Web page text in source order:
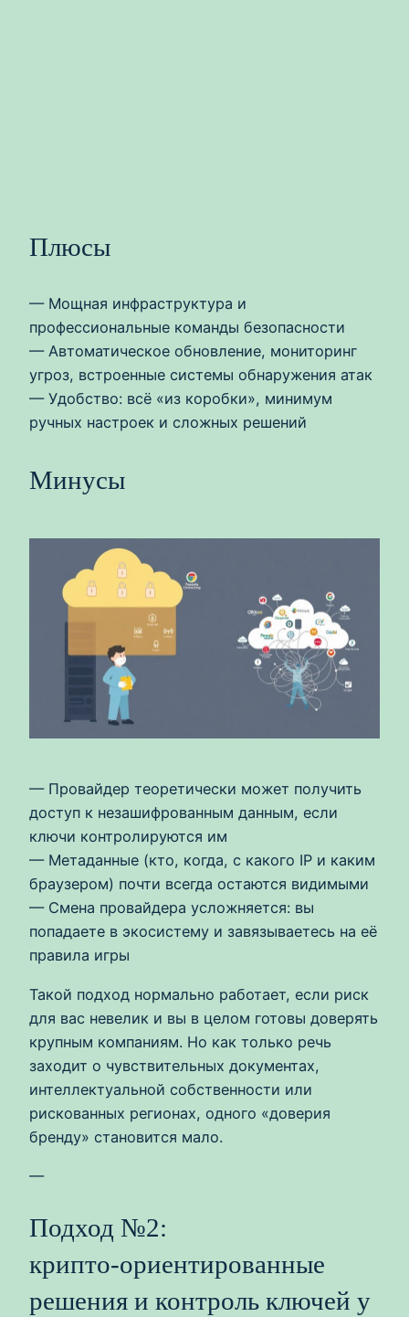
Плюсы
— Мощная инфраструктура и
профессиональные команды безопасности
— Автоматическое обновление, мониторинг
угроз, встроенные системы обнаружения атак
— Удобство: всё «из коробки», минимум
ручных настроек и сложных решений
Минусы
— Провайдер теоретически может получить
доступ к незашифрованным данным, если
ключи контролируются им
— Метаданные (кто, когда, с какого IP и каким
браузером) почти всегда остаются видимыми
— Смена провайдера усложняется: вы
попадаете в экосистему и завязываетесь на её
правила игры
Такой подход нормально работает, если риск
для вас невелик и вы в целом готовы доверять
крупным компаниям. Но как только речь
заходит о чувствительных документах,
интеллектуальной собственности или
рискованных регионах, одного «доверия
бренду» становится мало.
—
Подход №2:
крипто‑ориентированные
решения и контроль ключей у